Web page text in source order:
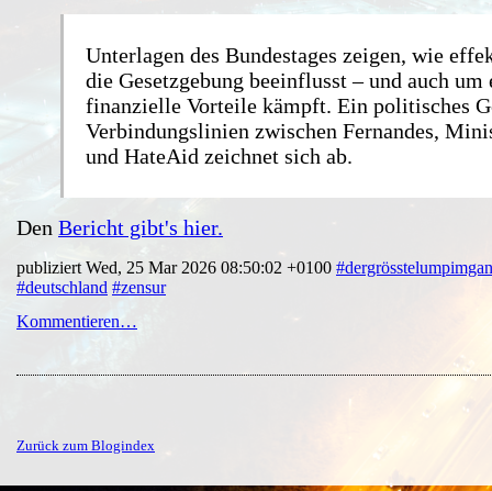
Unterlagen des Bundestages zeigen, wie
die Gesetzgebung beeinflusst – und auch um
finanzielle Vorteile kämpft. Ein politisches
Verbindungslinien zwischen Fernandes,
und HateAid zeichnet sich ab.
Den Bericht gibt's hier.
publiziert Wed, 25 Mar 2026 08:50:02 +0100
#deutschland #zensur
Kommentieren…
Zurück zum Blogindex